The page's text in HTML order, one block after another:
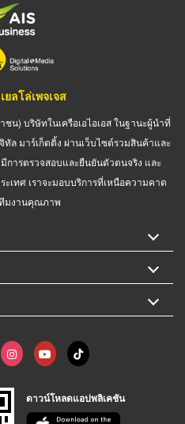
ลโล่เพจเจส
น) บริษัทในเครือเอไอเอส ในฐานะผู้นำที่
มาร์เก็ตติ้ง ผ่านเว็บไซต์รวมสินค้าและ
การตรวจสอบและยืนยันตัวตนจริง และ
เทศ เราจะมอบบริการที่เหนือความคาด
มงานคุณภาพ
ดาวน์โหลดแอปพลิเคชัน